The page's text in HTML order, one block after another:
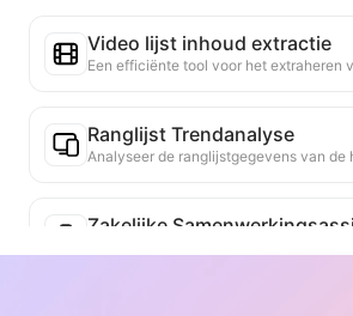
Video lijst inhoud extractie
Ranglijst Trendanalyse
Zakelijke